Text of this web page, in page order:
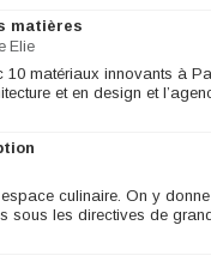
matières
Elie
10 matériaux innovants à
et en design et
culinaire. On y
sous les directives de